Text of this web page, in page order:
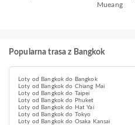
Mueang
Popularna trasa z Bangkok
Loty od Bangkok do Bangkok
Loty od Bangkok do Chiang Mai
Loty od Bangkok do Taipei
Loty od Bangkok do Phuket
Loty od Bangkok do Hat Yai
Loty od Bangkok do Tokyo
Loty od Bangkok do Osaka Kansai